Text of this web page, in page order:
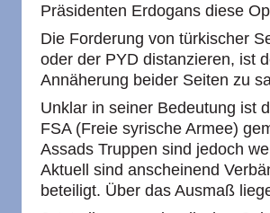
Präsidenten Erdogans diese
Die Forderung von türkischer
oder der PYD distanzieren, ist
Annäherung beider Seiten zu
Unklar in seiner Bedeutung ist
FSA (Freie syrische Armee)
Assads Truppen sind jedoch
Aktuell sind anscheinend
beteiligt. Über das Ausmaß